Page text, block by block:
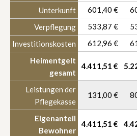
Unterkunft
601,40 €
Verpflegung
533,87 €
Investitionskosten
612,96 €
Heimentgelt
gesamt
4.411,51 €
Leistungen der
Pflegekasse
131,00 €
Eigenanteil
Bewohner
4.411,51 €